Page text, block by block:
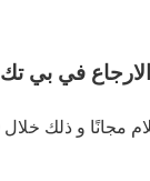
في بي تك